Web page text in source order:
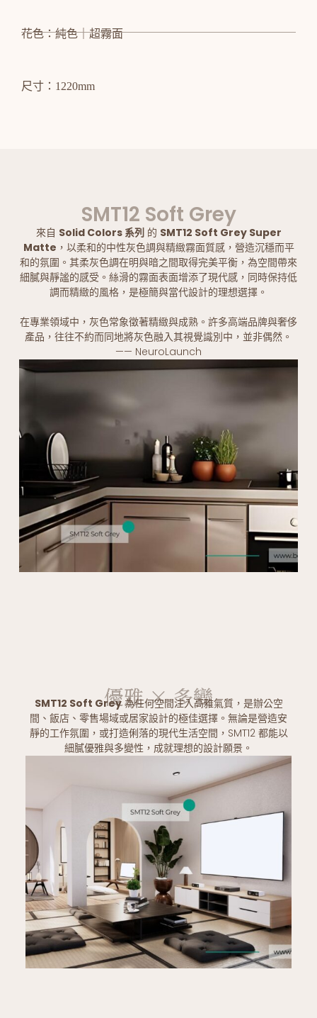
花色：純色｜超霧面
尺寸：1220mm
SMT12 Soft Grey
來自 Solid Colors 系列 的 SMT12 Soft Grey Super
Matte ，以柔和的中性灰色調與精緻霧面質感，營造沉穩而平
和的氛圍。其柔灰色調在明與暗之間取得完美平衡，為空間帶來
細膩與靜謐的感受。絲滑的霧面表面增添了現代感，同時保持低
調而精緻的風格，是極簡與當代設計的理想選擇。
在專業領域中，灰色常象徵著精緻與成熟。許多高端品牌與奢侈
產品，往往不約而同地將灰色融入其視覺識別中，並非偶然。
—— NeuroLaunch
優雅 × 多變
SMT12 Soft Grey為任何空間注入高雅氣質，是辦公空
間、飯店、零售場域或居家設計的極佳選擇。無論是營造安
靜的工作氛圍，或打造俐落的現代生活空間，SMT12 都能以
細膩優雅與多變性，成就理想的設計願景。